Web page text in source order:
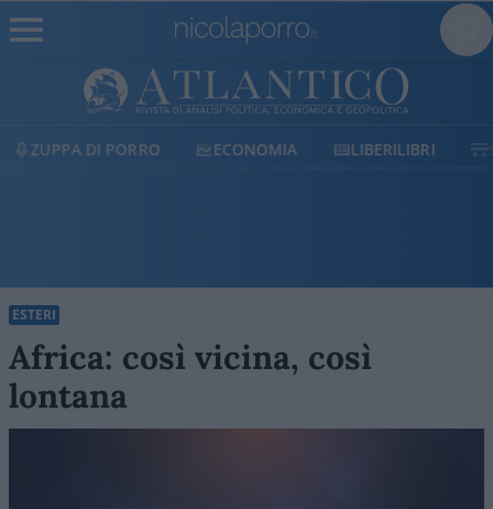
ECONOMIA LIBERILIBRI SHOP SOSTIENICI
ESTERI
Africa: così vicina, così
lontana